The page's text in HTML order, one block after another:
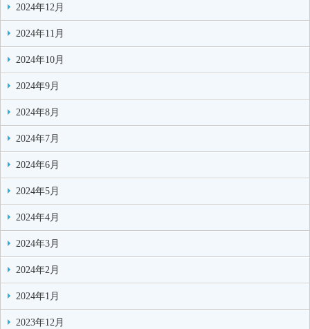
2024年12月
2024年11月
2024年10月
2024年9月
2024年8月
2024年7月
2024年6月
2024年5月
2024年4月
2024年3月
2024年2月
2024年1月
2023年12月